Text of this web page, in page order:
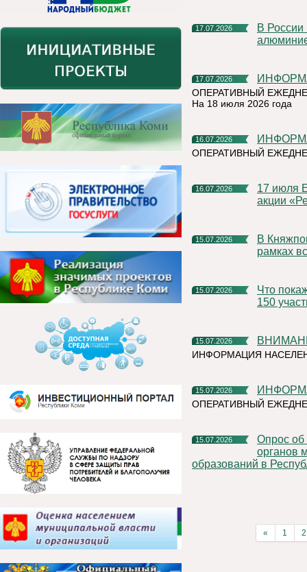
17.07.2026
В России впервые прошли биржевые торги первичным
17.07.2026
ОПЕРАТИВНЫЙ
На 18 июля 2026 года
16.07.2026
ОПЕРАТИВНЫЙ
16.07.2026
17 июля Емва присоединится к Всероссийской экологической
акции
15.07.2026
В Княжпогостском округе продолжаются мероприятия в
рамках
15.07.2026
Что покажут на Коми ВДНХ? Организаторы ожидают более
150
15.07.2026
ИНФОРМАЦИЯ
15.07.2026
ОПЕРАТИВНЫЙ
15.07.2026
Опрос об эффективности деятельности руководителей
органов
образований в
« 1 2